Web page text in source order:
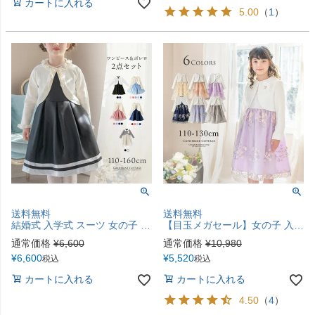
カートに入れる
5.00 （1 ）
送料無料
結婚式 入学式 スーツ 女の子 ワンピース+ニットボレロセット ドレス フォーマル コーデセット 女子キッズ キャサリンコテージ 110cm 120cm 130cm 140cm TAK
通常価格 ¥6,600
¥6,600税込
カートに入れる
送料無料
【目玉メガセール】女の子 入学式スーツ 白ツイードボレロ＆花刺繍チュールレースワンピース セットアップ フォーマル 女子スーツ ２点セット TAK
通常価格 ¥10,980
¥5,520税込
カートに入れる
4.50 （4）